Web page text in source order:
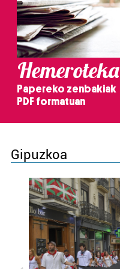
Hemeroteka
Papereko zenbakiak
PDF formatuan
Gipuzkoa